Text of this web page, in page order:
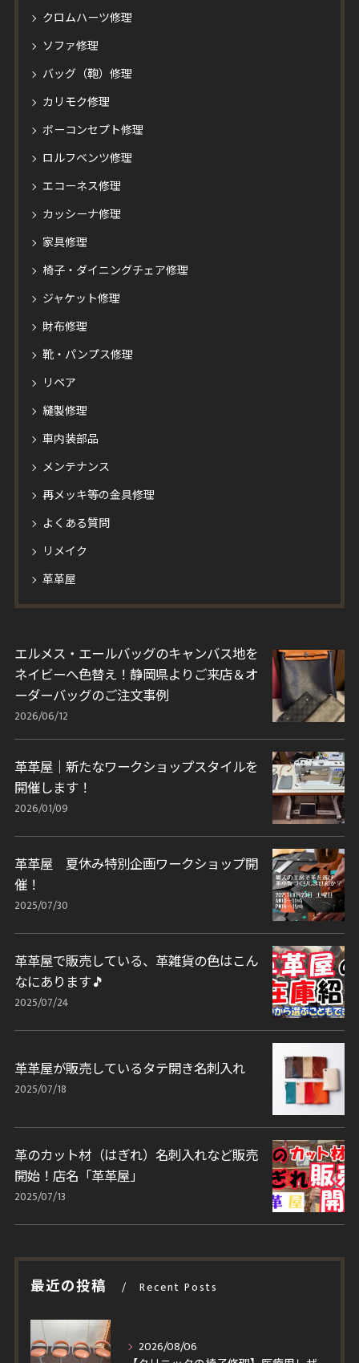
エルメス・エールバッグのキャンバス地を
ネイビーへ色替え！静岡県よりご来店＆オ
ーダーバッグのご注文事例
2026/06/12
革革屋｜新たなワークショップスタイルを
開催します！
2026/01/09
革革屋 夏休み特別企画ワークショップ開
催！
2025/07/30
革革屋で販売している、革雑貨の色はこん
なにあります🎵
2025/07/24
革革屋が販売しているタテ開き名刺入れ
2025/07/18
革のカット材（はぎれ）名刺入れなど販売
開始！店名「革革屋」
2025/07/13
クロムハーツ修理
ソファ修理
バッグ（鞄）修理
カリモク修理
ボーコンセプト修理
ロルフベンツ修理
エコーネス修理
カッシーナ修理
家具修理
椅子・ダイニングチェア修理
ジャケット修理
財布修理
靴・パンプス修理
リペア
縫製修理
車内装部品
メンテナンス
再メッキ等の金具修理
よくある質問
リメイク
革革屋
最近の投稿 Recent Posts
2026/08/06